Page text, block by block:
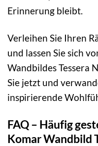
Erinnerung bleibt.
Verleihen Sie Ihren
und lassen Sie sich
Wandbildes Tessera
Sie jetzt und
inspirierende
FAQ – Häufig
Komar Wandbild